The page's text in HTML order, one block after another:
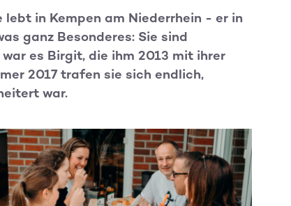
in Kempen am Niederrhein - er in
ganz Besonderes: Sie sind
es Birgit, die ihm 2013 mit ihrer
2017 trafen sie sich endlich,
war.